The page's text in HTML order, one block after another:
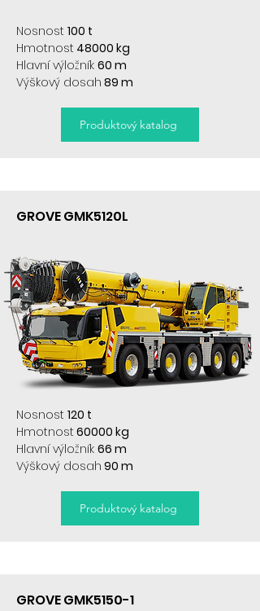
Nosnost 100 t
Hmotnost 48000 kg
Hlavní výložník 60 m
Výškový dosah 89 m
Produktový katalog
GROVE GMK5120L
Nosnost 120 t
Hmotnost 60000 kg
Hlavní výložník 66 m
Výškový dosah 90 m
Produktový katalog
GROVE GMK5150-1